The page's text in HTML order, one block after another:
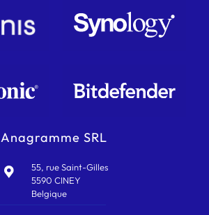
Anagramme SRL
55, rue Saint-Gilles
5590 CINEY
Belgique